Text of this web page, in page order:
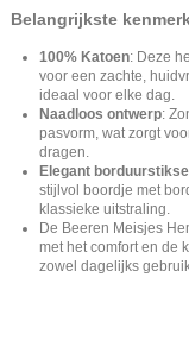
Belangrijkste
100% Katoen: Deze
voor een zachte,
ideaal voor elke dag.
Naadloos ontwerp:
pasvorm, wat zorgt
dragen.
Elegant borduurstiksel
stijlvol boordje met
klassieke uitstraling.
De Beeren Meisjes
met het comfort en de
zowel dagelijks